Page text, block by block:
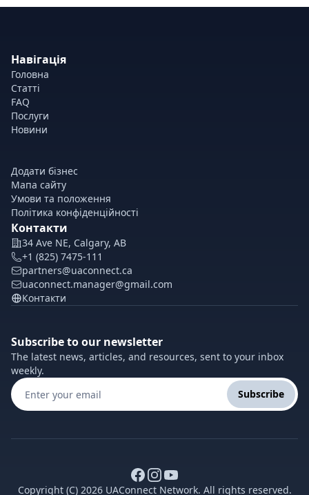
Навігація
Головна
Статті
FAQ
Послуги
Новини
Додати бізнес
Мапа сайту
Умови та положення
Політика конфіденційності
Контакти
34 Ave NE, Calgary, AB
+1 (825) 7475-111
partners@uaconnect.ca
uaconnect.manager@gmail.com
Контакти
Subscribe to our newsletter
The latest news, articles, and resources, sent to your inbox
weekly.
Subscribe
Copyright (C) 2026 UAConnect Network. All rights reserved.